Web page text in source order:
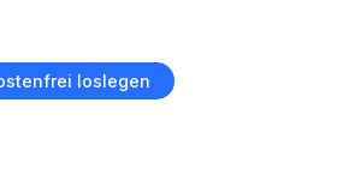
loslegen